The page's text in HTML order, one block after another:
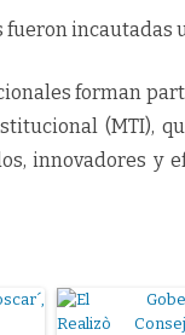
incautadas
forman
(MTI),
innovadores y